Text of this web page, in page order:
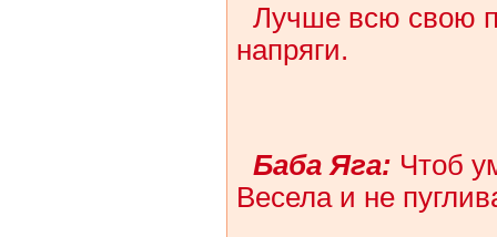
Лучше всю свою
напряги.
Баба Яга: Чтоб
Весела и не